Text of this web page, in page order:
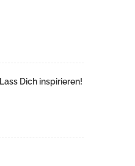
Dich inspirieren!